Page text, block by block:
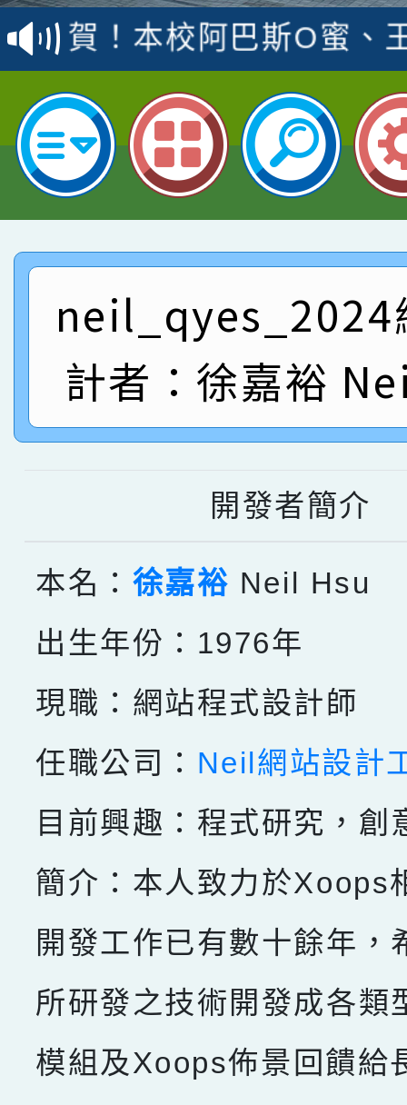
賽 洪綺君教師榮獲社
名
賀！本校阿巴斯O蜜、
倩參加桃園市科展 國
名 指導老師王老師、
賀！本校四年二班張O
園市英語競賽國小朗讀
指導老師林老師
賀！本校參加桃園市中
賽 劉文瑛教師榮獲教
臺灣台語-第二名
賀！本校參與2026世
市賽榮獲科學小創客佳
賀！本校參加桃園市中
名
倩參加桃園市科展 國
名 指導老師王老師、
賀！本校四年二班張O
園市英語競賽國小朗讀
指導老師林老師
賀！本校參加桃園市中
賽 劉文瑛教師榮獲教
臺灣台語-第二名
賀！本校參與2026世
市賽榮獲科學小創客佳
neil_qyes_2024
計者：徐嘉裕
開發者簡介
本名： 徐嘉裕 Neil Hsu
出生年份：1976年
現職：網站程式設計師
任職公司： Neil網站設計
目前興趣：程式研究，創
簡介：本人致力於Xoops
開發工作已有數十餘年，
所研發之技術開發成各類
模組及Xoops佈景回饋給